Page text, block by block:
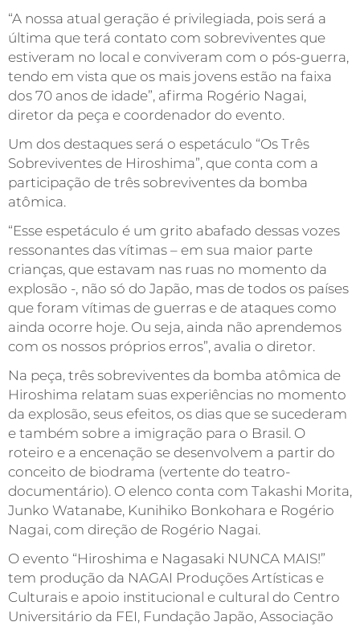
“A nossa atual geração é privilegiada, pois será a
última que terá contato com sobreviventes que
estiveram no local e conviveram com o pós-guerra,
tendo em vista que os mais jovens estão na faixa
dos 70 anos de idade”, afirma Rogério Nagai,
diretor da peça e coordenador do evento.
Um dos destaques será o espetáculo “Os Três
Sobreviventes de Hiroshima”, que conta com a
participação de três sobreviventes da bomba
atômica.
“Esse espetáculo é um grito abafado dessas vozes
ressonantes das vítimas – em sua maior parte
crianças, que estavam nas ruas no momento da
explosão -, não só do Japão, mas de todos os países
que foram vítimas de guerras e de ataques como
ainda ocorre hoje. Ou seja, ainda não aprendemos
com os nossos próprios erros”, avalia o diretor.
Na peça, três sobreviventes da bomba atômica de
Hiroshima relatam suas experiências no momento
da explosão, seus efeitos, os dias que se sucederam
e também sobre a imigração para o Brasil. O
roteiro e a encenação se desenvolvem a partir do
conceito de biodrama (vertente do teatro-
documentário). O elenco conta com Takashi Morita,
Junko Watanabe, Kunihiko Bonkohara e Rogério
Nagai, com direção de Rogério Nagai.
O evento “Hiroshima e Nagasaki NUNCA MAIS!”
tem produção da NAGAI Produções Artísticas e
Culturais e apoio institucional e cultural do Centro
Universitário da FEI, Fundação Japão, Associação